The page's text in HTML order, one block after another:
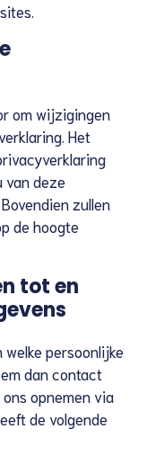
om wijzigingen
Het
van deze
zullen
de hoogte
tot en
persoonlijke
dan contact
opnemen via
de volgende